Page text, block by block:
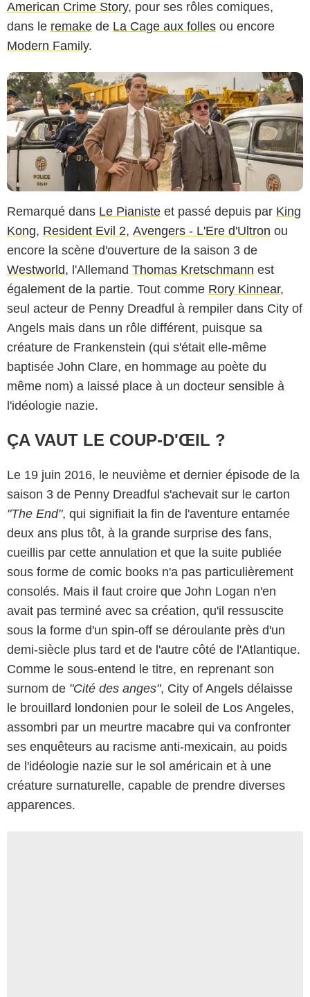
American Crime Story, pour ses rôles comiques,
dans le remake de La Cage aux folles ou encore
Modern Family.
Remarqué dans Le Pianiste et passé depuis par King
Kong, Resident Evil 2, Avengers - L'Ere d'Ultron ou
encore la scène d'ouverture de la saison 3 de
Westworld, l'Allemand Thomas Kretschmann est
également de la partie. Tout comme Rory Kinnear,
seul acteur de Penny Dreadful à rempiler dans City of
Angels mais dans un rôle différent, puisque sa
créature de Frankenstein (qui s'était elle-même
baptisée John Clare, en hommage au poète du
même nom) a laissé place à un docteur sensible à
l'idéologie nazie.
ÇA VAUT LE COUP-D'ŒIL ?
Le 19 juin 2016, le neuvième et dernier épisode de la
saison 3 de Penny Dreadful s'achevait sur le carton
"The End", qui signifiait la fin de l'aventure entamée
deux ans plus tôt, à la grande surprise des fans,
cueillis par cette annulation et que la suite publiée
sous forme de comic books n'a pas particulièrement
consolés. Mais il faut croire que John Logan n'en
avait pas terminé avec sa création, qu'il ressuscite
sous la forme d'un spin-off se déroulante près d'un
demi-siècle plus tard et de l'autre côté de l'Atlantique.
Comme le sous-entend le titre, en reprenant son
surnom de "Cité des anges", City of Angels délaisse
le brouillard londonien pour le soleil de Los Angeles,
assombri par un meurtre macabre qui va confronter
ses enquêteurs au racisme anti-mexicain, au poids
de l'idéologie nazie sur le sol américain et à une
créature surnaturelle, capable de prendre diverses
apparences.